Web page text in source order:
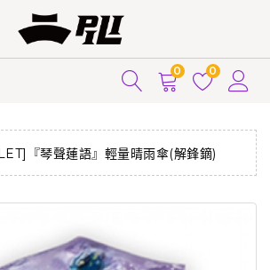
0 0
『琴聲蓮語』輕量晴雨傘(解鋒鏑)